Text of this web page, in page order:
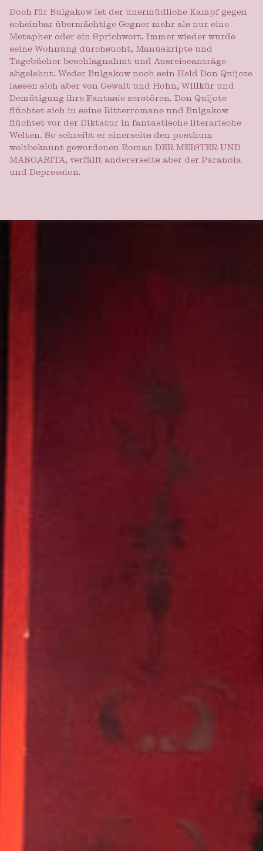
Doch für Bulgakow ist der unermüdliche Kampf gegen
scheinbar übermächtige Gegner mehr als nur eine
Metapher oder ein Sprichwort. Immer wieder wurde
seine Wohnung durchsucht, Manuskripte und
Tagebücher beschlagnahmt und Ausreiseanträge
abgelehnt. Weder Bulgakow noch sein Held Don Quijote
lassen sich aber von Gewalt und Hohn, Willkür und
Demütigung ihre Fantasie zerstören. Don Quijote
flüchtet sich in seine Ritterromane und Bulgakow
flüchtet vor der Diktatur in fantastische literarische
Welten. So schreibt er einerseits den posthum
weltbekannt gewordenen Roman DER MEISTER UND
MARGARITA, verfällt andererseits aber der Paranoia
und Depression.